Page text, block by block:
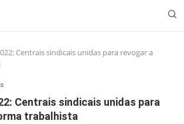
Centrais sindicais unidas para revogar a
Centrais sindicais unidas para
trabalhista